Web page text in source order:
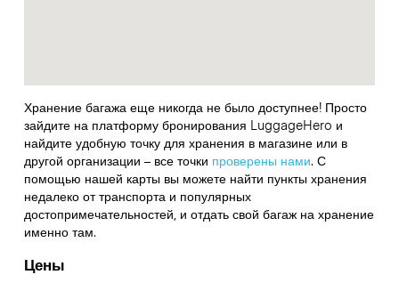
Хранение багажа еще никогда не было доступнее! Просто
зайдите на платформу бронирования LuggageHero и
найдите удобную точку для хранения в магазине или в
другой организации – все точки проверены нами. С
помощью нашей карты вы можете найти пункты хранения
недалеко от транспорта и популярных
достопримечательностей, и отдать свой багаж на хранение
именно там.
Цены